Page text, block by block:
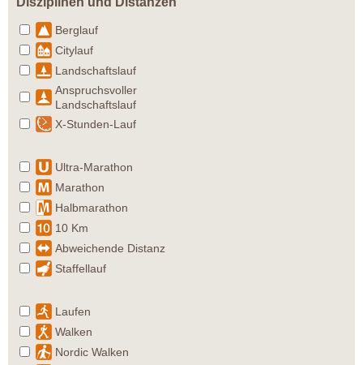
Berglauf
Citylauf
Landschaftslauf
Anspruchsvoller
Landschaftslauf
X-Stunden-Lauf
Ultra-Marathon
Marathon
Halbmarathon
10 Km
Abweichende Distanz
Staffellauf
Laufen
Walken
Nordic Walken